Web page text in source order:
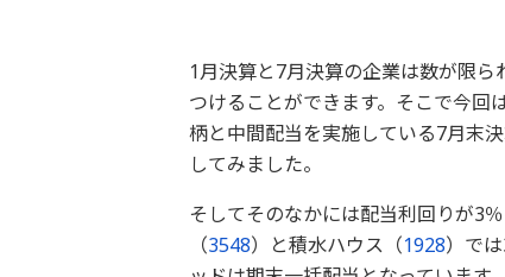
1月決算と7月決算の企業は数が限
つけることができます。そこで今回
柄と中間配当を実施している7月末
してみました。
そしてそのなかには配当利回りが3
（3548）と積水ハウス（1928）で